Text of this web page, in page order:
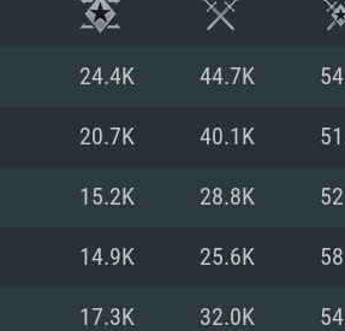
24.4K 44.7K
20.7K 40.1K
15.2K 28.8K
14.9K 25.6K
17.3K 32.0K